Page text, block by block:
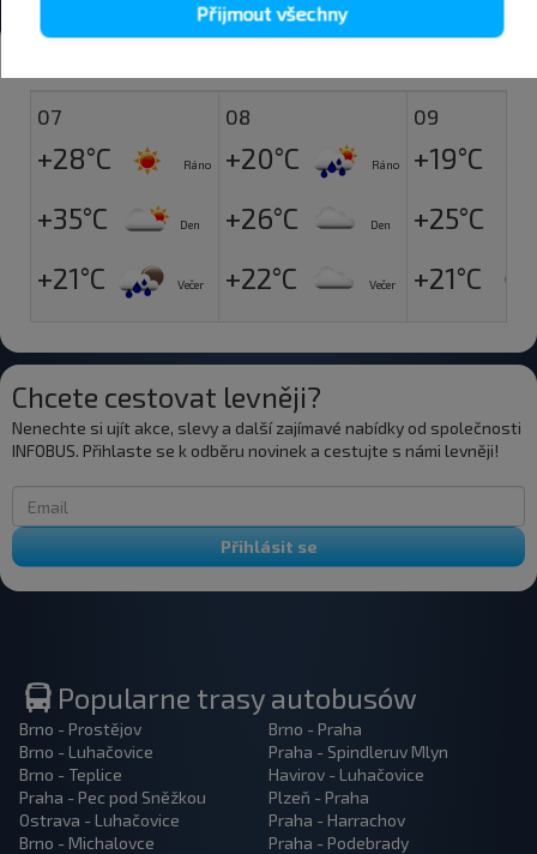
07
+28°C Ráno
+35°C Den
+21°C Večer
08
+20°C Ráno
+26°C Den
+22°C Večer
09
+19°C
+25°C
+21°C
Chcete cestovat levněji?
Nenechte si ujít akce, slevy a další zajímavé nabídky od společnosti
INFOBUS. Přihlaste se k odběru novinek a cestujte s námi levněji!
Přihlásit se
Popularne trasy autobusów
Brno - Prostějov
Brno - Luhačovice
Brno - Teplice
Praha - Pec pod Sněžkou
Ostrava - Luhačovice
Brno - Michalovce
Brno - Praha
Praha - Spindleruv Mlyn
Havirov - Luhačovice
Plzeň - Praha
Praha - Harrachov
Praha - Podebrady
Přijmout všechny